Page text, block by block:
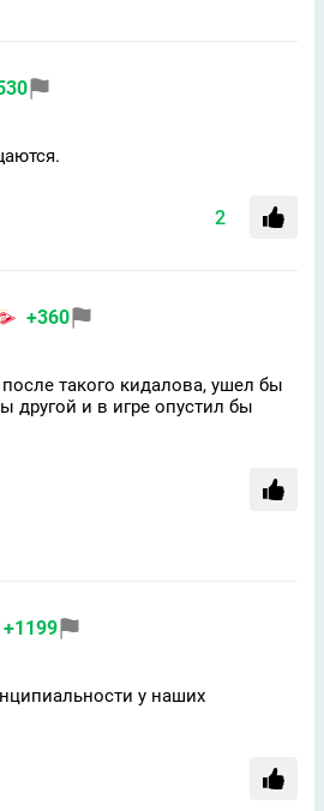
2
+360
такого кидалова, ушел бы
другой и в игре опустил бы
+1199
у наших